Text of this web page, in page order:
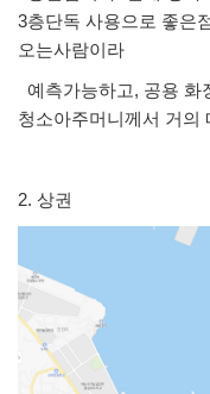
3층단독 사용으로 좋은
오는사람이라
예측가능하고, 공용 화
청소아주머니께서 거의
2. 상권